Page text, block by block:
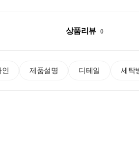
상품리뷰 0
인 제품설명 디테일 세탁